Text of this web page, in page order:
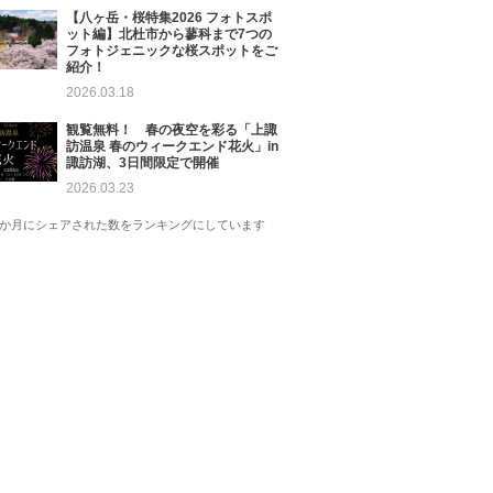
【八ヶ岳・桜特集2026 フォトスポ
ット編】北杜市から蓼科まで7つの
フォトジェニックな桜スポットをご
紹介！
2026.03.18
観覧無料！ 春の夜空を彩る「上諏
訪温泉 春のウィークエンド花火」in
諏訪湖、3日間限定で開催
2026.03.23
月にシェアされた数をランキングにしています